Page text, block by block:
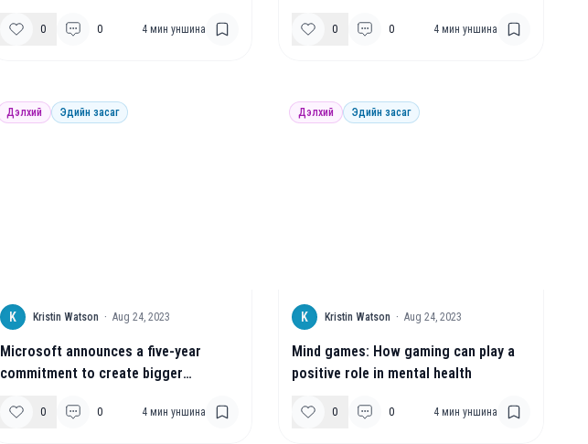
0 0 4 мин уншина 0 0 4 мин уншина
Дэлхий Эдийн засаг
K Kristin Watson · Aug 24, 2023
Microsoft announces a five-year
commitment to create bigger
disabilities
0 0 4 мин уншина
Дэлхий Эдийн засаг
K Kristin Watson · Aug 24, 2023
Mind games: How gaming can play a
positive role in mental health
0 0 4 мин уншина